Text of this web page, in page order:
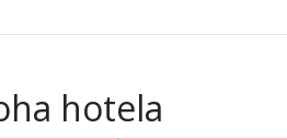
hotela